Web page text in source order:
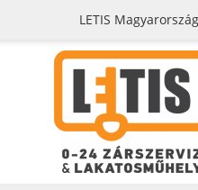
LETIS